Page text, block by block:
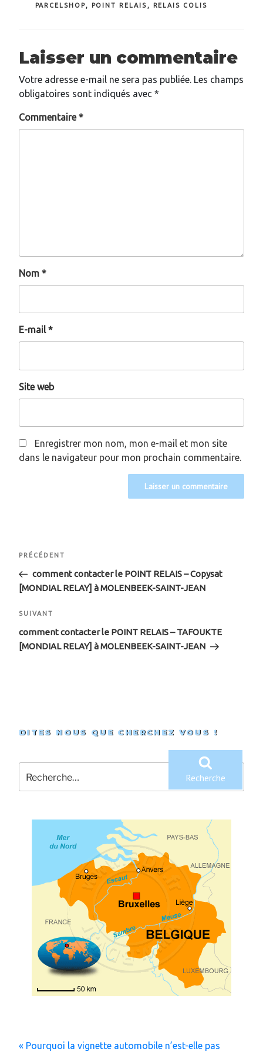
PARCELSHOP, POINT RELAIS, RELAIS COLIS
Laisser un commentaire
Votre adresse e-mail ne sera pas publiée. Les champs
obligatoires sont indiqués avec *
Commentaire*
Nom *
E-mail*
Site web
Enregistrer mon nom, mon e-mail et mon site
dans le navigateur pour mon prochain commentaire.
Navigation
de
l’article
Article
précédent
PRÉCÉDENT
comment contacter le POINT RELAIS – Copysat
[MONDIAL RELAY] à MOLENBEEK-SAINT-JEAN
Article
suivant
SUIVANT
comment contacter le POINT RELAIS – TAFOUKTE
[MONDIAL RELAY] à MOLENBEEK-SAINT-JEAN
DITES NOUS QUE CHERCHEZ VOUS !
Recherche
pour
:
Recherche
« Pourquoi la vignette automobile n’est-elle pas